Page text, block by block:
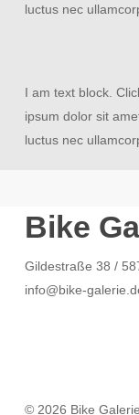
luctus nec
I am text block.
ipsum dolor sit
luctus nec
Bike
Gildestraße 38 /
info@bike-
© 2026 Bike Galerie.